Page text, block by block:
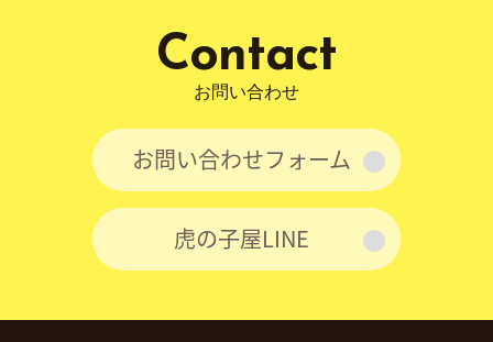
Contact
お問い合わせ
お問い合わせフォーム
虎の子屋LINE